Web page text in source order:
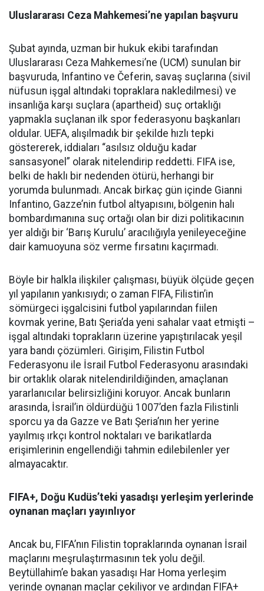
Uluslararası Ceza Mahkemesi’ne yapılan başvuru
Şubat ayında, uzman bir hukuk ekibi tarafından
Uluslararası Ceza Mahkemesi’ne (UCM) sunulan bir
başvuruda, Infantino ve Čeferin, savaş suçlarına (sivil
nüfusun işgal altındaki topraklara nakledilmesi) ve
insanlığa karşı suçlara (apartheid) suç ortaklığı
yapmakla suçlanan ilk spor federasyonu başkanları
oldular. UEFA, alışılmadık bir şekilde hızlı tepki
göstererek, iddiaları “asılsız olduğu kadar
sansasyonel” olarak nitelendirip reddetti. FIFA ise,
belki de haklı bir nedenden ötürü, herhangi bir
yorumda bulunmadı. Ancak birkaç gün içinde Gianni
Infantino, Gazze’nin futbol altyapısını, bölgenin halı
bombardımanına suç ortağı olan bir dizi politikacının
yer aldığı bir ‘Barış Kurulu’ aracılığıyla yenileyeceğine
dair kamuoyuna söz verme fırsatını kaçırmadı.
Böyle bir halkla ilişkiler çalışması, büyük ölçüde geçen
yıl yapılanın yankısıydı; o zaman FIFA, Filistin’in
sömürgeci işgalcisini futbol yapılarından fiilen
kovmak yerine, Batı Şeria’da yeni sahalar vaat etmişti –
işgal altındaki toprakların üzerine yapıştırılacak yeşil
yara bandı çözümleri. Girişim, Filistin Futbol
Federasyonu ile İsrail Futbol Federasyonu arasındaki
bir ortaklık olarak nitelendirildiğinden, amaçlanan
yararlanıcılar belirsizliğini koruyor. Ancak bunların
arasında, İsrail’in öldürdüğü 1007’den fazla Filistinli
sporcu ya da Gazze ve Batı Şeria’nın her yerine
yayılmış ırkçı kontrol noktaları ve barikatlarda
erişimlerinin engellendiği tahmin edilebilenler yer
almayacaktır.
FIFA+, Doğu Kudüs’teki yasadışı yerleşim yerlerinde
oynanan maçları yayınlıyor
Ancak bu, FIFA’nın Filistin topraklarında oynanan İsrail
maçlarını meşrulaştırmasının tek yolu değil.
Beytüllahim’e bakan yasadışı Har Homa yerleşim
yerinde oynanan maçlar çekiliyor ve ardından FIFA+